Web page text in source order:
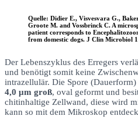
Quelle: Didier E., Visvesvara G.,
Groote M. and Vossbrinck C. A
patient corresponds to
from domestic dogs. J Clin Microbiol
Der Lebenszyklus des Erregers
und benötigt somit keine
intrazellulär. Die Spore (Dauerform)
4,0 μm groß, oval geformt und
chitinhaltige Zellwand, diese wird
kann so mit dem Mikroskop